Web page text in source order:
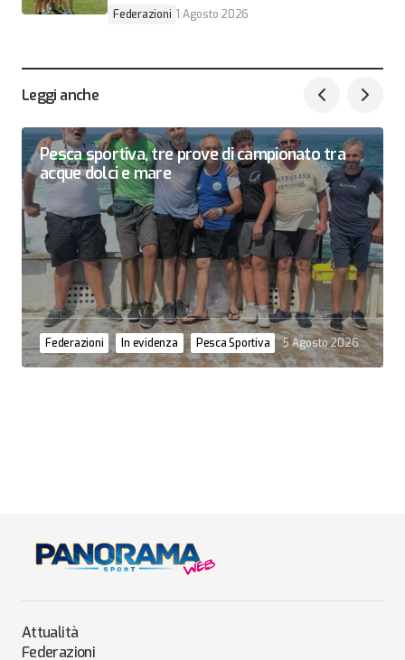
Federazioni 1 Agosto 2026
Leggi anche
Pesca sportiva, tre prove di campionato tra
acque dolci e mare
Federazioni In evidenza Pesca Sportiva 5 Agosto 2026
Attualità
Federazioni